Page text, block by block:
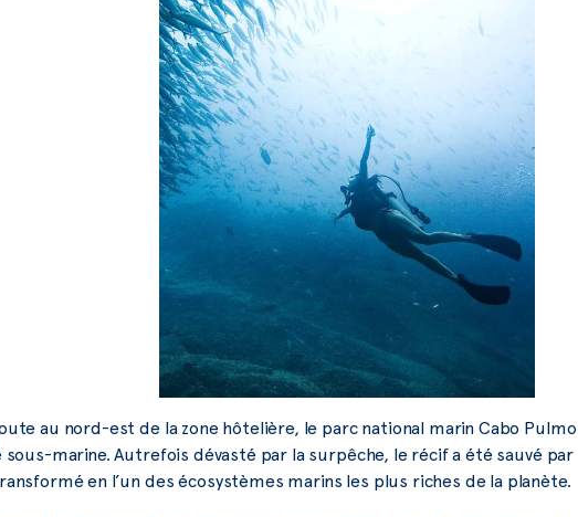
au nord-est de la zone hôtelière, le parc national marin Cabo Pulmo
marine. Autrefois dévasté par la surpêche, le récif a été sauvé par
en l’un des écosystèmes marins les plus riches de la planète.